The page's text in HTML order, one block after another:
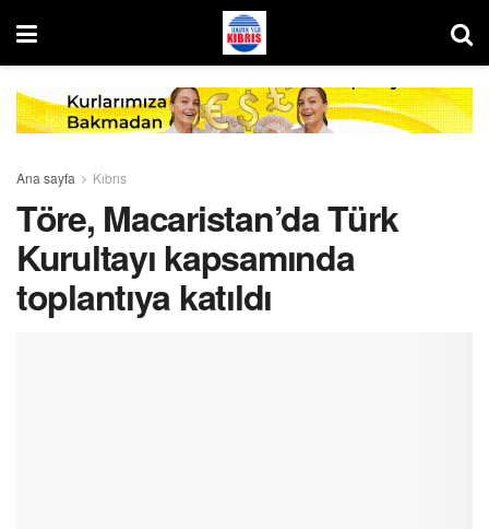
Ana sayfa Kıbrıs
Töre, Macaristan’da Türk
Kurultayı kapsamında
toplantıya katıldı